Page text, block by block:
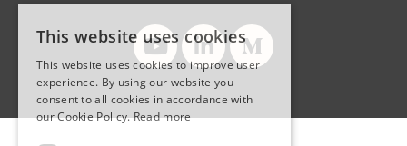
This website uses cookies
This website uses cookies to improve user
experience. By using our website you
consent to all cookies in accordance with
our Cookie Policy.Read more